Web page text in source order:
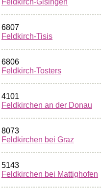
Feldkirch-Gisingen
6807
Feldkirch-Tisis
6806
Feldkirch-Tosters
4101
Feldkirchen an der Donau
8073
Feldkirchen bei Graz
5143
Feldkirchen bei Mattighofen